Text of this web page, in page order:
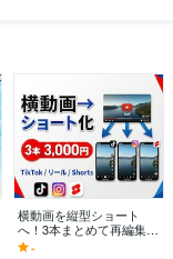
横動画を縦型ショート
へ！3本まとめて再編集し
ます YouTubeの資産をTik
-